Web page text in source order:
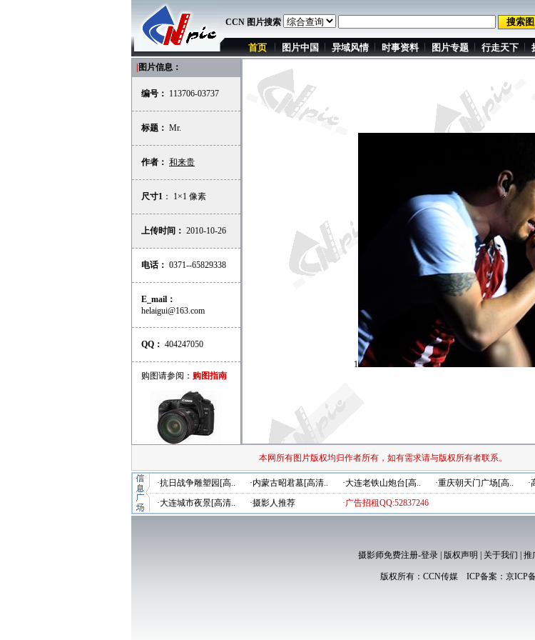
CCN 图片搜索
首页 图片中国 异域风情 时事资料 图片专题 行走天下
图片信息：
编号： 113706-03737
标题： Mr.
作者： 和来贵
尺寸1 ： 1×1 像素
上传时间： 2010-10-26
电话： 0371--65829338
E_mail：
helaigui@163.com
QQ： 404247050
购图请参阅： 购图指南
1
本网所有图片版权均归作者所有，如有需求请与版权所有者联系。
·抗日战争雕塑园[高.. ·内蒙古昭君墓[高清.. ·大连老铁山炮台[高.. ·重庆朝天门广场[高.. ·
·大连城市夜景[高清..
·摄影人推荐 ·广告招租QQ:52837246
摄影师免费注册-登录| 版权声明 关于我们 推
版权所有： CCN传媒ICP备案： 京ICP